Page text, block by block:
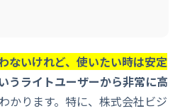
ないけれど、使いたい時は安定
うライトユーザーから非常に高
かります。特に、株式会社ビジ